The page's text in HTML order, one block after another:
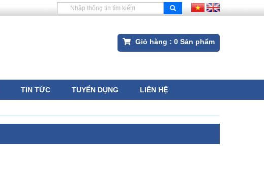
Giỏ hàng : 0 Sản phẩm
TIN TỨC TUYỂN DỤNG LIÊN HỆ